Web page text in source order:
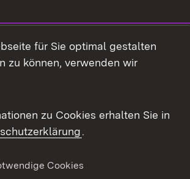
für Sie optimal gestalten
zu können, verwenden wir
zu Cookies erhalten Sie in
.
Cookies